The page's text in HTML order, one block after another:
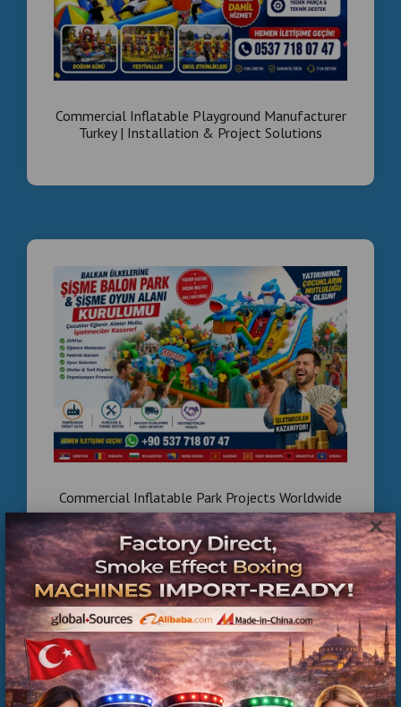
×
Alanı, Ticari Şişme Park, Şişme Temalı Park, Zıplama
Evi, Şişme Engel Parkuru, Çocuk Aktivite Parkı
Commercial Inflatable Playground Manufacturer
Turkey | Installation & Project Solutions
Commercial Inflatable Park Projects Worldwide